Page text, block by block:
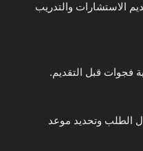
الاستشارات والتدريب
فجوات قبل التقديم.
الطلب وتحديد موعد